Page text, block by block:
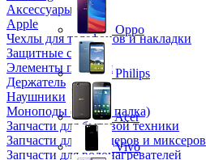
Аксессуары
Apple
Чехлы для телефонов и накладки
Защитные стекла
Элементы питания
Держатель
Наушники
Моноподы (Селфи палка)
Запчасти для бытовой техники
Запчасти для блендеров и миксеров
Запчасти для водонагревателей
Oppo
Philips
Acer
Vivo